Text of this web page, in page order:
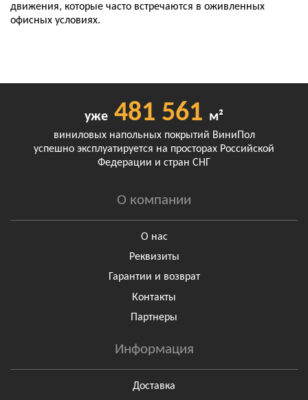
движения, которые часто встречаются в оживленных
офисных условиях.
уже 481 561 м²
виниловых напольных покрытий ВиниПол
успешно эксплуатируется на просторах Российской
Федерации и стран СНГ
О компании
О нас
Реквизиты
Гарантии и возврат
Контакты
Партнеры
Информация
Доставка